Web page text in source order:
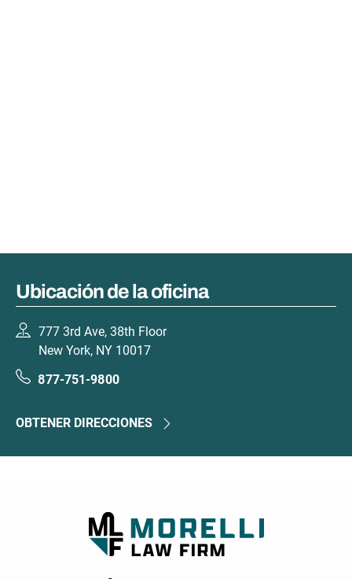
Ubicación de la oficina
777 3rd Ave, 38th Floor
New York, NY 10017
877-751-9800
OBTENER DIRECCIONES